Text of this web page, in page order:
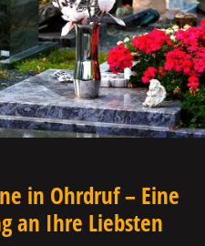
in Ohrdruf – Eine
an Ihre Liebsten